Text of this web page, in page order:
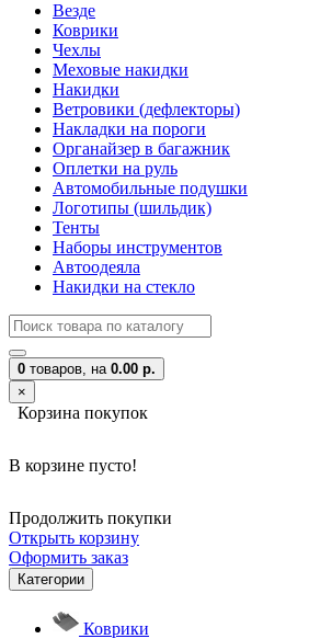
Везде
Коврики
Чехлы
Меховые накидки
Накидки
Ветровики (дефлекторы)
Накладки на пороги
Органайзер в багажник
Оплетки на руль
Автомобильные подушки
Логотипы (шильдик)
Тенты
Наборы инструментов
Автоодеяла
Накидки на стекло
0 товаров, на 0.00 р.
×
Корзина покупок
В корзине пусто!
Продолжить покупки
Открыть корзину
Оформить заказ
Категории
Коврики